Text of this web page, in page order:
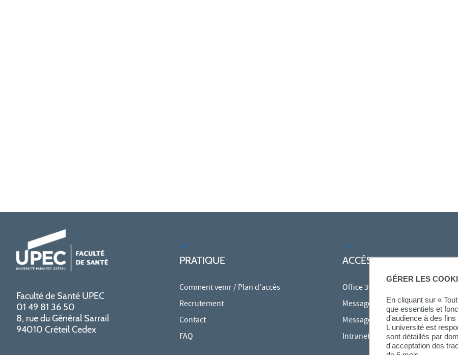
GÉRER LES
En cliquant sur «
que essentiels et
d'audience à des
L'université est
sont détaillés par
d'acceptation des
Faculté de Santé UPEC
01 49 81 36 50
8, rue du Général Sarrail
94010 Créteil Cedex
PRATIQUE
Comment venir / Plan d'accès
Recrutement
Contact
FAQ
ACCÈS RAPIDES
Office 365
Messagerie des personnels
Messagerie étudiante
Intranet des personnels